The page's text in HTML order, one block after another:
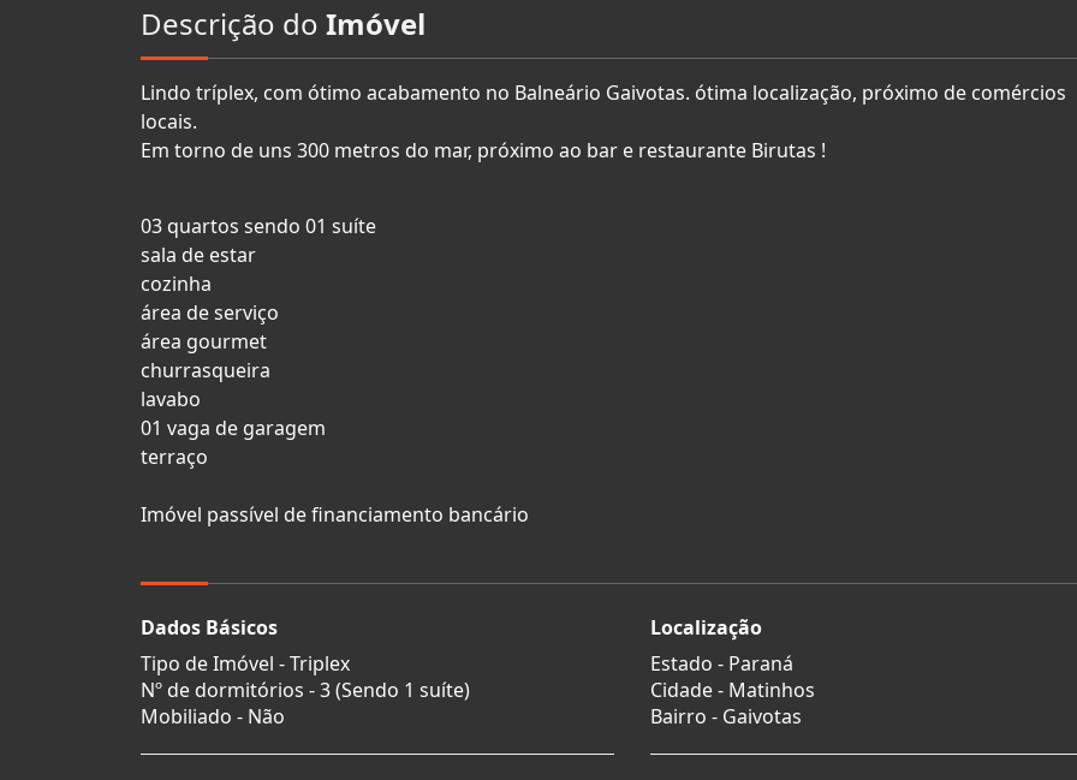
Descrição do Imóvel
Lindo tríplex, com ótimo acabamento no Balneário Gaivotas. ótima localização, próximo de comércios
locais.
Em torno de uns 300 metros do mar, próximo ao bar e restaurante Birutas !
03 quartos sendo 01 suíte
sala de estar
cozinha
área de serviço
área gourmet
churrasqueira
lavabo
01 vaga de garagem
terraço
Imóvel passível de financiamento bancário
Dados Básicos
Tipo de Imóvel - Triplex
Nº de dormitórios - 3 (Sendo 1 suíte)
Mobiliado - Não
Localização
Estado - Paraná
Cidade - Matinhos
Bairro - Gaivotas